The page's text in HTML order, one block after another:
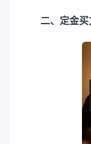
二、定金